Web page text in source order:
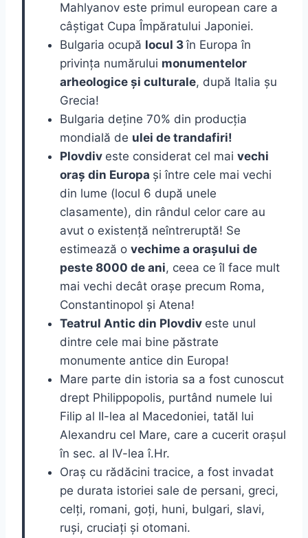
Mahlyanov este primul european care a
câștigat Cupa Împăratului Japoniei.
Bulgaria ocupă locul 3în Europa în
privința numărului monumentelor
arheologice și culturale, după Italia șu
Grecia!
Bulgaria deține 70% din producția
mondială de ulei de trandafiri!
Plovdiv este considerat cel mai vechi
oraș din Europa și între cele mai vechi
din lume (locul 6 după unele
clasamente), din rândul celor care au
avut o existență neîntreruptă! Se
estimează o vechime a orașului de
peste 8000 de ani, ceea ce îl face mult
mai vechi decât orașe precum Roma,
Constantinopol și Atena!
Teatrul Antic din Plovdiv este unul
dintre cele mai bine păstrate
monumente antice din Europa!
Mare parte din istoria sa a fost cunoscut
drept Philippopolis, purtând numele lui
Filip al II-lea al Macedoniei, tatăl lui
Alexandru cel Mare, care a cucerit orașul
în sec. al IV-lea î.Hr.
Oraș cu rădăcini tracice, a fost invadat
pe durata istoriei sale de persani, greci,
celți, romani, goți, huni, bulgari, slavi,
ruși, cruciați și otomani.